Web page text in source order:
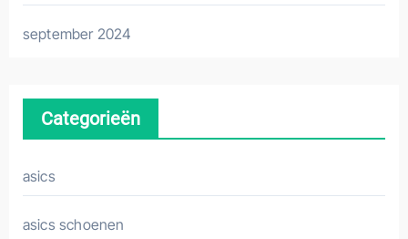
september 2024
Categorieën
asics
asics schoenen